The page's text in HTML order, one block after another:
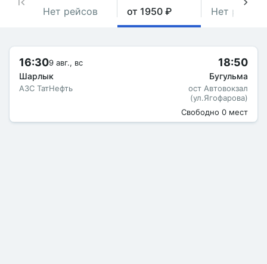
Нет рейсов от 1950 ₽ Нет рейсов
16:309 авг., вс
Шарлык
АЗС ТатНефть
18:50
Бугульма
ост Автовокзал
(ул.Ягофарова)
Свободно 0 мест